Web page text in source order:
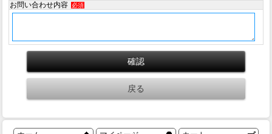
お問い合わせ内容 必須